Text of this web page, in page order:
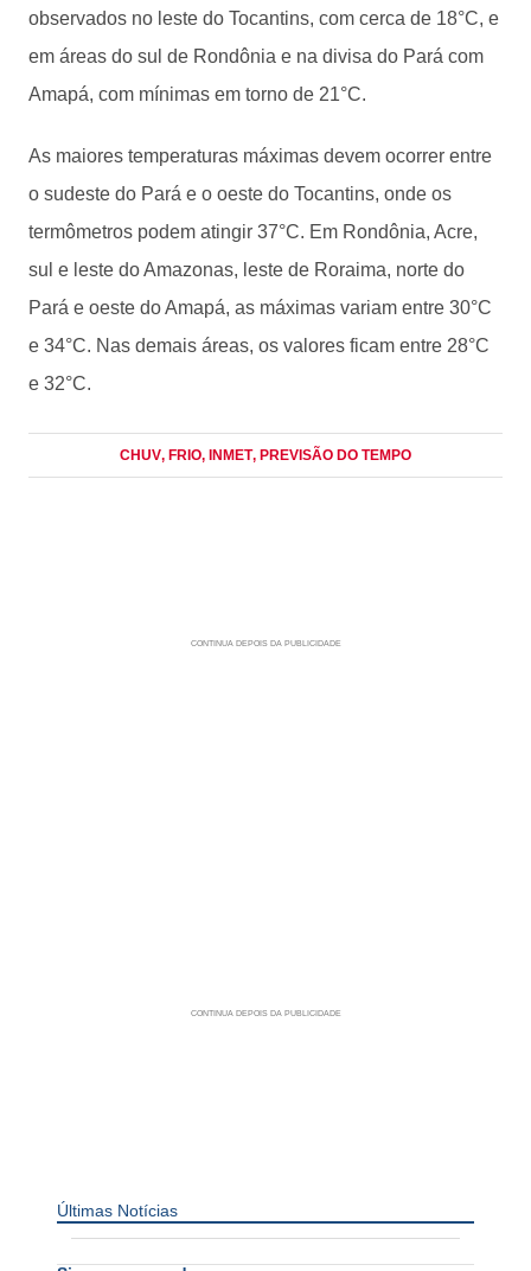
observados no leste do Tocantins, com cerca de 18°C, e
em áreas do sul de Rondônia e na divisa do Pará com
Amapá, com mínimas em torno de 21°C.
As maiores temperaturas máximas devem ocorrer entre
o sudeste do Pará e o oeste do Tocantins, onde os
termômetros podem atingir 37°C. Em Rondônia, Acre,
sul e leste do Amazonas, leste de Roraima, norte do
Pará e oeste do Amapá, as máximas variam entre 30°C
e 34°C. Nas demais áreas, os valores ficam entre 28°C
e 32°C.
CHUV, FRIO, INMET, PREVISÃO DO TEMPO
Últimas Notícias